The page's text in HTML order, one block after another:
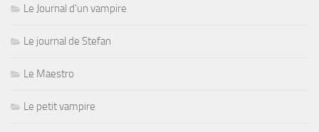
Le Journal d'un vampire
Le journal de Stefan
Le Maestro
Le petit vampire